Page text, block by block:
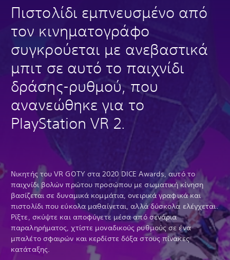
Πιστολίδι εμπνευσμένο από
τον κινηματογράφο
συγκρούεται με ανεβαστικά
μπιτ σε αυτό το παιχνίδι
δράσης-ρυθμού, που
ανανεώθηκε για το
PlayStation VR 2.
Νικητής του VR GOTY στα 2020 DICE Awards, αυτό το
παιχνίδι βολών πρώτου προσώπου με σωματική κίνηση
βασίζεται σε δυναμικά κομμάτια, ονειρικά γραφικά και
πιστολίδι που εύκολα μαθαίνεται, αλλά δύσκολα ελέγχεται.
Ρίξτε, σκύψτε και αποφύγετε μέσα από σενάρια
παραληρήματος, χτίστε μοναδικούς ρυθμούς σε ένα
μπαλέτο σφαιρών και κερδίστε δόξα στους πίνακες
κατάταξης.